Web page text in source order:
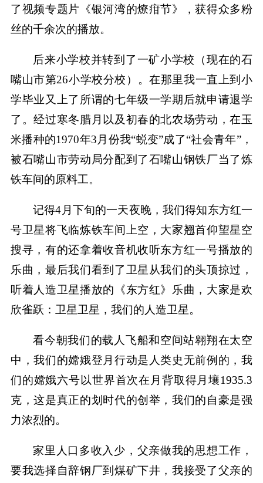
了视频专题片《银河湾的燎疳节》，获得众多粉
丝的千余次的播放。
后来小学校并转到了一矿小学校（现在的石
嘴山市第26小学校分校）。在那里我一直上到小
学毕业又上了所谓的七年级一学期后就申请退学
了。经过寒冬腊月以及初春的北农场劳动，在玉
米播种的1970年3月份我“蜕变”成了“社会青年”，
被石嘴山市劳动局分配到了石嘴山钢铁厂当了炼
铁车间的原料工。
记得4月下旬的一天夜晚，我们得知东方红一
号卫星将飞临炼铁车间上空，大家翘首仰望星空
搜寻，有的还拿着收音机收听东方红一号播放的
乐曲，最后我们看到了卫星从我们的头顶掠过，
听着人造卫星播放的《东方红》乐曲，大家是欢
欣雀跃：卫星卫星，我们的人造卫星。
看今朝我们的载人飞船和空间站翱翔在太空
中，我们的嫦娥登月行动是人类史无前例的，我
们的嫦娥六号以世界首次在月背取得月壤1935.3
克，这是真正的划时代的创举，我们的自豪是强
力浓烈的。
家里人口多收入少，父亲做我的思想工作，
要我选择自辞钢厂到煤矿下井，我接受了父亲的